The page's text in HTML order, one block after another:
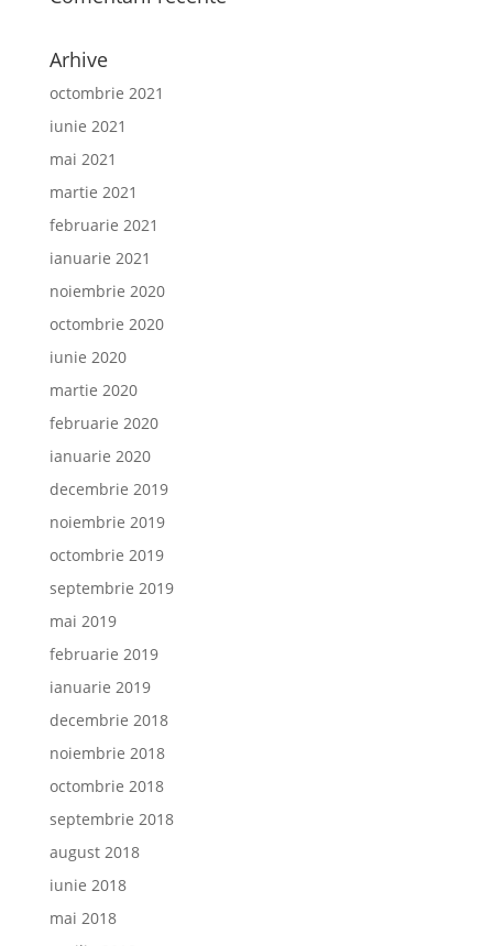
Arhive
octombrie 2021
iunie 2021
mai 2021
martie 2021
februarie 2021
ianuarie 2021
noiembrie 2020
octombrie 2020
iunie 2020
martie 2020
februarie 2020
ianuarie 2020
decembrie 2019
noiembrie 2019
octombrie 2019
septembrie 2019
mai 2019
februarie 2019
ianuarie 2019
decembrie 2018
noiembrie 2018
octombrie 2018
septembrie 2018
august 2018
iunie 2018
mai 2018